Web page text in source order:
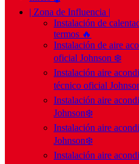
| Zona de Influencia |
Instalación de
termos 🔥
Instalación de aire
oficial Johnson ❄️
Instalación aire
técnico oficial
Instalación aire
Johnson❄️
Instalación aire
Johnson❄️
Instalación aire